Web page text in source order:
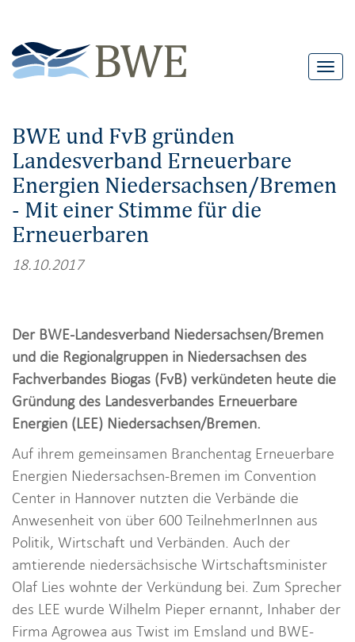
T
e
o
BWE und FvB gründen
Landesverband Erneuerbare
Energien Niedersachsen/Bremen
- Mit einer Stimme für die
Erneuerbaren
18.10.2017
Der BWE-Landesverband Niedersachsen/Bremen
und die Regionalgruppen in Niedersachsen des
Fachverbandes Biogas (FvB) verkündeten heute die
Gründung des Landesverbandes Erneuerbare
Energien (LEE) Niedersachsen/Bremen.
Auf ihrem gemeinsamen Branchentag Erneuerbare
Energien Niedersachsen-Bremen im Convention
Center in Hannover nutzten die Verbände die
Anwesenheit von über 600 TeilnehmerInnen aus
Politik, Wirtschaft und Verbänden. Auch der
amtierende niedersächsische Wirtschaftsminister
Olaf Lies wohnte der Verkündung bei. Zum Sprecher
des LEE wurde Wilhelm Pieper ernannt, Inhaber der
Firma Agrowea aus Twist im Emsland und BWE-